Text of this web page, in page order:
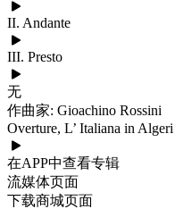
II. Andante
III. Presto
无
作曲家: Gioachino Rossini
Overture, L’ Italiana in
在APP中查看专辑
流媒体页面
下载商城页面